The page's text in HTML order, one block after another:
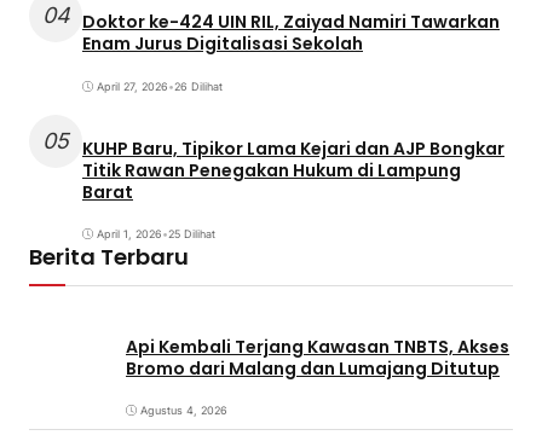
04 Doktor ke-424 UIN RIL, Zaiyad Namiri Tawarkan
Enam Jurus Digitalisasi Sekolah
April 27, 2026•26 Dilihat
05 KUHP Baru, Tipikor Lama Kejari dan AJP Bongkar
Titik Rawan Penegakan Hukum di Lampung
Barat
April 1, 2026•25 Dilihat
Berita Terbaru
Api Kembali Terjang Kawasan TNBTS, Akses
Bromo dari Malang dan Lumajang Ditutup
Agustus 4, 2026